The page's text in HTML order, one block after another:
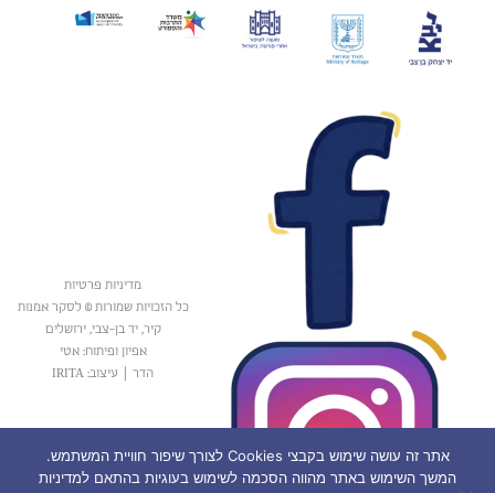
אתר זה עושה שימוש בקבצי Cookies לצורך שיפור חוויית המשתמש.
המשך השימוש באתר מהווה הסכמה לשימוש בעוגיות בהתאם למדיניות
מדיניות פרטיות
כל הזכויות שמורות © לסקר אמנות
קיר, יד בן-צבי, ירושלים
אפיון ופיתוח: אטי
הדר
עיצוב: IRITA